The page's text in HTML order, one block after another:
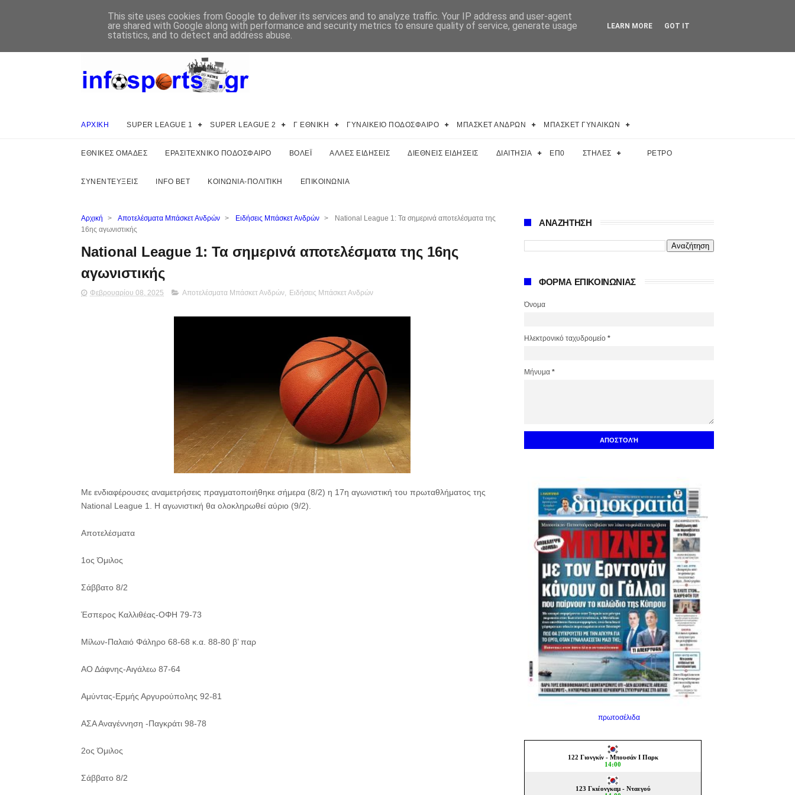
ΑΡΧΙΚΗ SUPER LEAGUE 1 SUPER LEAGUE 2 Γ ΕΘΝΙΚΗ ΓΥΝΑΙΚΕΙΟ ΠΟΔΟΣΦΑΙΡΟ ΜΠΑΣΚΕΤ ΑΝΔΡΩΝ ΜΠΑΣΚΕΤ ΓΥΝΑΙΚΩΝ
ΕΘΝΙΚΕΣ ΟΜΑΔΕΣ ΕΡΑΣΙΤΕΧΝΙΚΟ ΠΟΔΟΣΦΑΙΡΟ ΒΟΛΕΪ ΑΛΛΕΣ ΕΙΔΗΣΕΙΣ ΔΙΕΘΝΕΙΣ ΕΙΔΗΣΕΙΣ ΔΙΑΙΤΗΣΙΑ ΕΠ0 ΣΤΗΛΕΣ ΡΕΤΡΟ
ΣΥΝΕΝΤΕΥΞΕΙΣ INFO BET ΚΟΙΝΩΝΙΑ-ΠΟΛΙΤΙΚΗ ΕΠΙΚΟΙΝΩΝΙΑ
Αρχική > Αποτελέσματα Μπάσκετ Ανδρών > Ειδήσεις Μπάσκετ Ανδρών >
National League 1: Τα σημερινά αποτελέσματα της
16ης αγωνιστικής
National League 1: Τα σημερινά αποτελέσματα της 16ης
αγωνιστικής
Φεβρουαρίου 08, 2025 Αποτελέσματα Μπάσκετ Ανδρών, Ειδήσεις Μπάσκετ Ανδρών
Με ενδιαφέρουσες αναμετρήσεις πραγματοποιήθηκε σήμερα (8/2) η 17η αγωνιστική του πρωταθλήματος της
National League 1. Η αγωνιστική θα ολοκληρωθεί αύριο (9/2).
Αποτελέσματα
1ος Όμιλος
Σάββατο 8/2
Έσπερος Καλλιθέας-ΟΦΗ 79-73
Μίλων-Παλαιό Φάληρο 68-68 κ.α. 88-80 β’ παρ
ΑΟ Δάφνης-Αιγάλεω 87-64
Αμύντας-Ερμής Αργυρούπολης 92-81
ΑΣΑ Αναγέννηση -Παγκράτι 98-78
2ος Όμιλος
Σάββατο 8/2
ΑΝΑΖΗΤΗΣΗ
ΦΟΡΜΑ ΕΠΙΚΟΙΝΩΝΙΑΣ
Όνομα
Ηλεκτρονικό ταχυδρομείο *
Μήνυμα *
πρωτοσέλιδα
This site uses cookies from Google to deliver its services and to analyze traffic. Your IP address and user-agent
are shared with Google along with performance and security metrics to ensure quality of service, generate usage
statistics, and to detect and address abuse.
LEARN MORE GOT IT